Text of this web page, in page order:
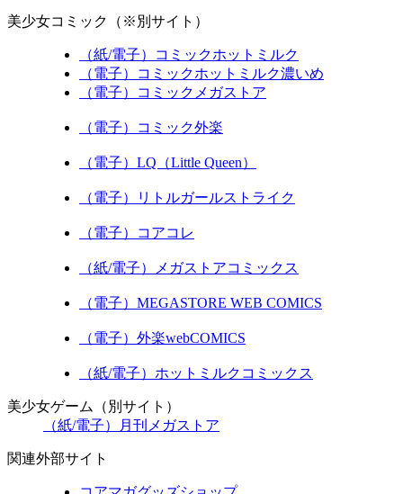
美少女コミック（※別サイト）
（紙/電子）コミックホットミルク
（電子）コミックホットミルク濃いめ
（電子）コミックメガストア
（電子）コミック外楽
（電子）LQ（Little Queen）
（電子）リトルガールストライク
（電子）コアコレ
（紙/電子）メガストアコミックス
（電子）MEGASTORE WEB COMICS
（電子）外楽webCOMICS
（紙/電子）ホットミルクコミックス
美少女ゲーム（別サイト）
（紙/電子）月刊メガストア
関連外部サイト